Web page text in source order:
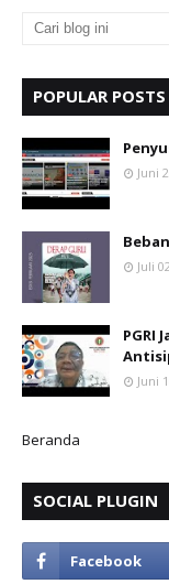
POPULAR POSTS
Juni
Juli
PGRI
Juni
Beranda
SOCIAL PLUGIN